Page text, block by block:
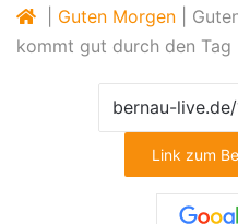
Guten Morgen
kommt gut durch den Tag
Link zum